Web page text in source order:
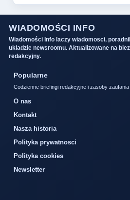
WIADOMOŚCI INFO
Wiadomości Info laczy wiadomosci,
ukladzie newsroomu. Aktualizowane na
redakcyjny.
Popularne
Codzienne briefingi redakcyjne i zasoby
O nas
Kontakt
Nasza historia
Polityka prywatnosci
Polityka cookies
Newsletter